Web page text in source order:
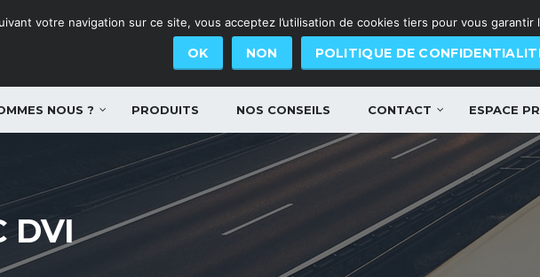
NOUS ? PRODUITS NOS CONSEILS CONTACT ESPACE
DVI
votre navigation sur ce site, vous acceptez l’utilisation de cookies tiers pour vous
OK NON POLITIQUE DE